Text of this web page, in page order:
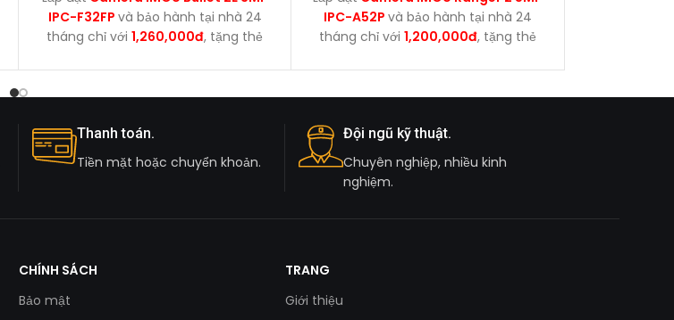
IPC-F32FP và bảo hành tại nhà 24
tháng chỉ với 1,260,000đ, tặng thẻ
IPC-A52P và bảo hành tại nhà 24
tháng chỉ với 1,200,000đ, tặng thẻ
Thanh toán.
Tiền mặt hoặc chuyển khoản.
Đội ngũ kỹ thuật.
Chuyên nghiệp, nhiều kinh
nghiệm.
CHÍNH SÁCH
Bảo mật
TRANG
Giới thiệu